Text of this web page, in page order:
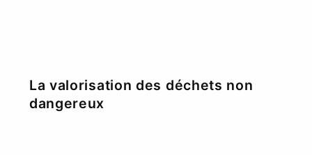
La valorisation des déchets non
dangereux